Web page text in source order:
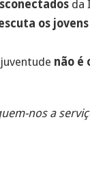
da
os jovens
não é
nos a